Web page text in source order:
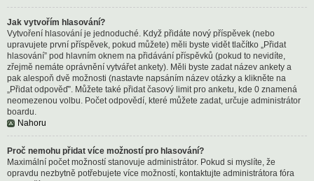
Jak vytvořím hlasování?
Vytvoření hlasování je jednoduché. Když přidáte nový příspěvek (nebo
upravujete první příspěvek, pokud můžete) měli byste vidět tlačítko „Přidat
hlasování” pod hlavním oknem na přidávání příspěvků (pokud to nevidíte,
zřejmě nemáte oprávnění vytvářet ankety). Měli byste zadat název ankety a
pak alespoň dvě možnosti (nastavte napsáním název otázky a klikněte na
„Přidat odpověď”. Můžete také přidat časový limit pro anketu, kde 0 znamená
neomezenou volbu. Počet odpovědí, které můžete zadat, určuje administrátor
boardu.
Nahoru
Proč nemohu přidat více možností pro hlasování?
Maximální počet možností stanovuje administrátor. Pokud si myslíte, že
opravdu nezbytně potřebujete více možností, kontaktujte administrátora fóra